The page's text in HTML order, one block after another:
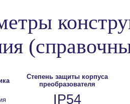
Степень защиты корпуса
преобразователя
IP54